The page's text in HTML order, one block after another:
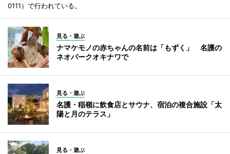
0111）で行われている。
見る・遊ぶ
ナマケモノの赤ちゃんの名前は「もずく」 名護の
ネオパークオキナワで
見る・遊ぶ
名護・稲嶺に飲食店とサウナ、宿泊の複合施設「太
陽と月のテラス」
見る・遊ぶ